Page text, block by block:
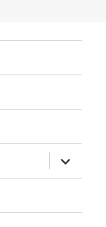
laienda